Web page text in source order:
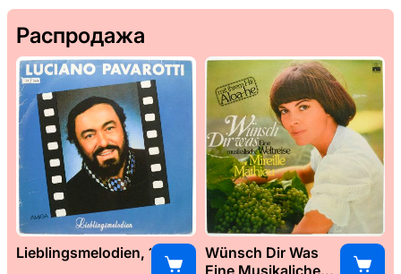
Распродажа
Lieblingsmelodien, 1989
Wünsch Dir Was
Eine Musikaliche